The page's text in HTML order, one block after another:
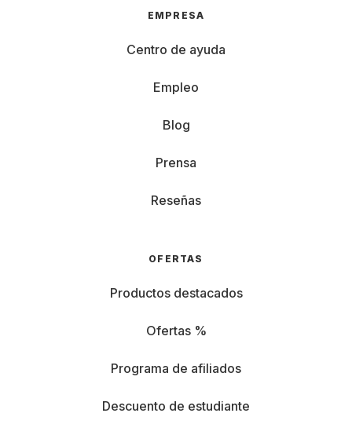
EMPRESA
Centro de ayuda
Empleo
Blog
Prensa
Reseñas
OFERTAS
Productos destacados
Ofertas %
Programa de afiliados
Descuento de estudiante